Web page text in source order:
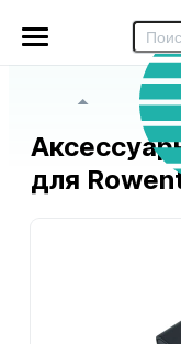
меню
Главная
для